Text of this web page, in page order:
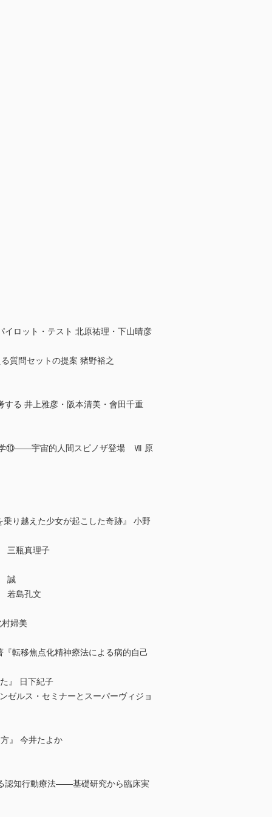
ロット・テスト 北原祐理・下山晴彦
質問セットの提案 猪野裕之
する 井上雅彦・阪本清美・會田千重
学⑩――宇宙的人間スピノザ登場 Ⅶ 原
り越えた少女が起こした奇跡』 小野
三瓶真理子
誠
若島孔文
婦美
転移焦点化精神療法による病的自己
』 日下紀子
ルス・セミナーとスーパーヴィジョ
』 今井たよか
認知行動療法――基礎研究から臨床実